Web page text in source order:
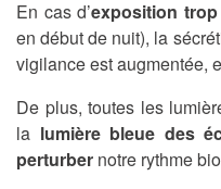
En cas d’exposition
en début de nuit), la
vigilance est augmentée,
De plus, toutes les
la lumière bleue des
perturber notre rythme